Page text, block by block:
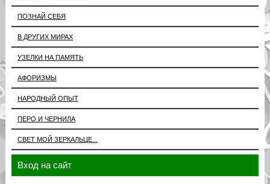
ПОЗНАЙ СЕБЯ
В ДРУГИХ МИРАХ
УЗЕЛКИ НА ПАМЯТЬ
АФОРИЗМЫ
НАРОДНЫЙ ОПЫТ
ПЕРО И ЧЕРНИЛА
СВЕТ МОЙ ЗЕРКАЛЬЦЕ...
Вход на сайт